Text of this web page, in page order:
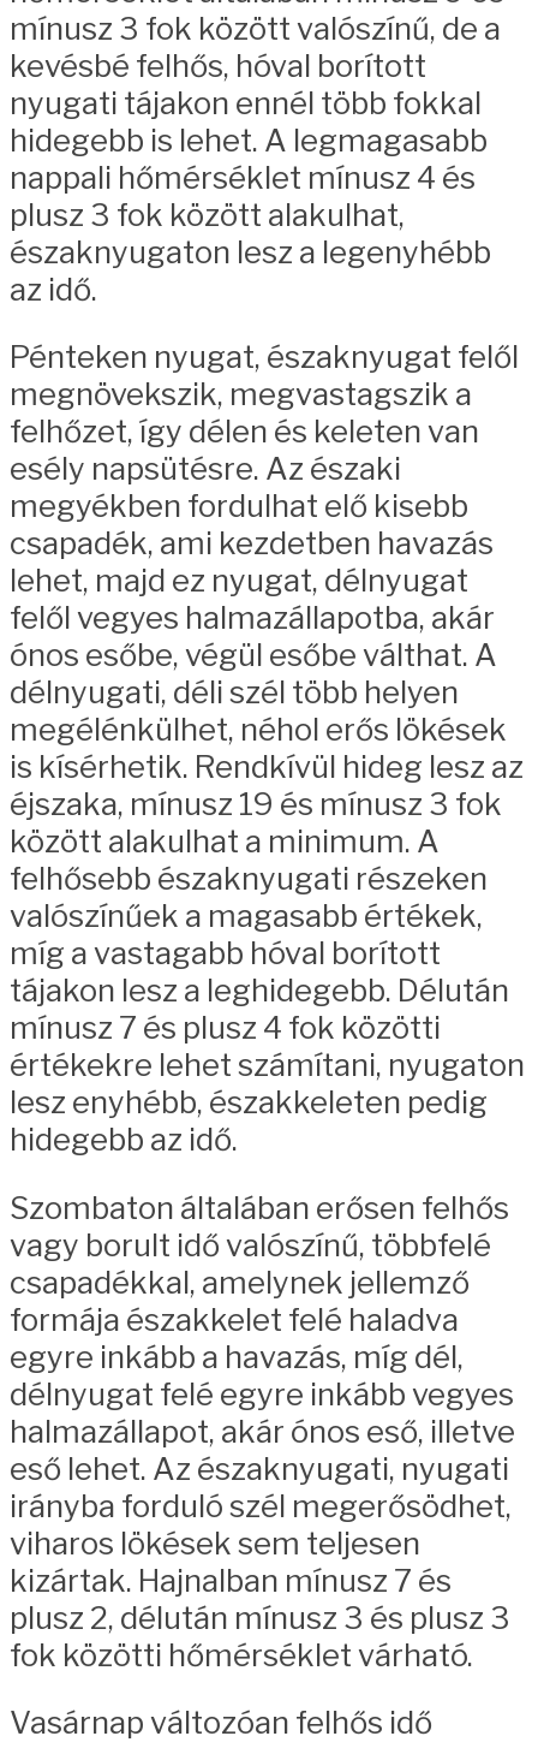
mínusz 3 fok között valószínű, de a
kevésbé felhős, hóval borított
nyugati tájakon ennél több fokkal
hidegebb is lehet. A legmagasabb
nappali hőmérséklet mínusz 4 és
plusz 3 fok között alakulhat,
északnyugaton lesz a legenyhébb
az idő.
Pénteken nyugat, északnyugat felől
megnövekszik, megvastagszik a
felhőzet, így délen és keleten van
esély napsütésre. Az északi
megyékben fordulhat elő kisebb
csapadék, ami kezdetben havazás
lehet, majd ez nyugat, délnyugat
felől vegyes halmazállapotba, akár
ónos esőbe, végül esőbe válthat. A
délnyugati, déli szél több helyen
megélénkülhet, néhol erős lökések
is kísérhetik. Rendkívül hideg lesz az
éjszaka, mínusz 19 és mínusz 3 fok
között alakulhat a minimum. A
felhősebb északnyugati részeken
valószínűek a magasabb értékek,
míg a vastagabb hóval borított
tájakon lesz a leghidegebb. Délután
mínusz 7 és plusz 4 fok közötti
értékekre lehet számítani, nyugaton
lesz enyhébb, északkeleten pedig
hidegebb az idő.
Szombaton általában erősen felhős
vagy borult idő valószínű, többfelé
csapadékkal, amelynek jellemző
formája északkelet felé haladva
egyre inkább a havazás, míg dél,
délnyugat felé egyre inkább vegyes
halmazállapot, akár ónos eső, illetve
eső lehet. Az északnyugati, nyugati
irányba forduló szél megerősödhet,
viharos lökések sem teljesen
kizártak. Hajnalban mínusz 7 és
plusz 2, délután mínusz 3 és plusz 3
fok közötti hőmérséklet várható.
Vasárnap változóan felhős idő